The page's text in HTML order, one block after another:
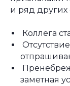
и ряд других
Коллега
заметная